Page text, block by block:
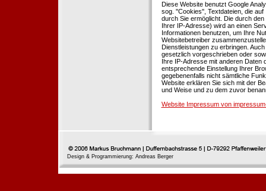
Diese Website benutzt Google
sog. ''Cookies'', Textdateien, die
durch Sie ermöglicht. Die durch
Ihrer IP-Adresse) wird an einen
Informationen benutzen, um Ihre
Websitebetreiber
Dienstleistungen zu erbringen.
gesetzlich vorgeschrieben oder
Ihre IP-Adresse mit anderen Daten
entsprechende Einstellung Ihrer
gegebenenfalls nicht sämtliche
Website erklären Sie sich mit der
und Weise und zu dem zuvor
Website Impressum von
Design & Programmierung: Andreas Berger